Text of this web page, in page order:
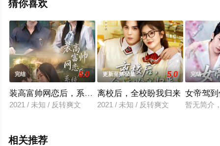
猜你喜欢
完结 6.0
装高富帅网恋后，系统让我真逆袭
2021 / 未知 / 反转爽文
更新至第80集 5.0
离校后，全校盼我归来
2021 / 未知 / 反转爽文
完结
女帝驾
暂无简介
相关推荐